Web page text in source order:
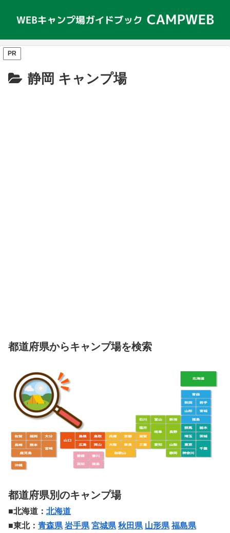
PR
静岡 キャンプ場
都道府県からキャンプ場を検索
都道府県別のキャンプ場
■北海道： 北海道
■東北： 青森県 岩手県 宮城県 秋田県 山形県 福島県